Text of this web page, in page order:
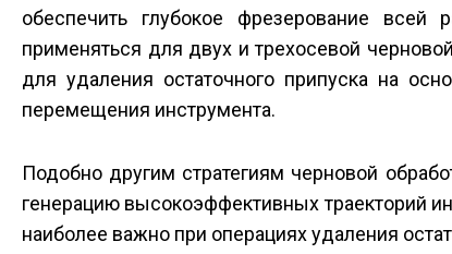
обеспечить глубокое фрезерование всей
применяться для двух­ и трехосевой
для удаления остаточного припуска на
перемещения инструмента.
Подобно другим стратегиям черновой
генерацию высокоэффективных траекторий
наиболее важно при операциях удаления